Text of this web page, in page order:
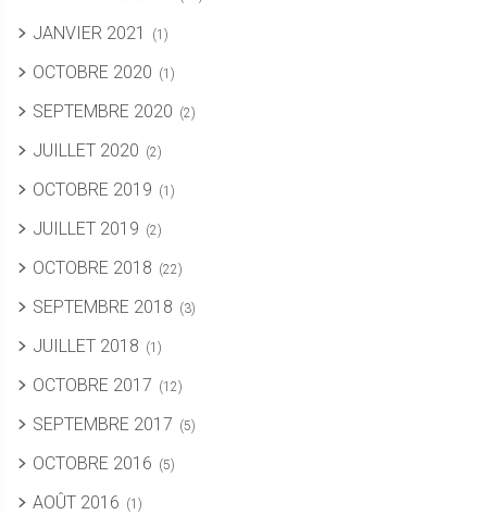
JANVIER 2021 (1)
OCTOBRE 2020 (1)
SEPTEMBRE 2020 (2)
JUILLET 2020 (2)
OCTOBRE 2019 (1)
JUILLET 2019 (2)
OCTOBRE 2018 (22)
SEPTEMBRE 2018 (3)
JUILLET 2018 (1)
OCTOBRE 2017 (12)
SEPTEMBRE 2017 (5)
OCTOBRE 2016 (5)
AOÛT 2016 (1)